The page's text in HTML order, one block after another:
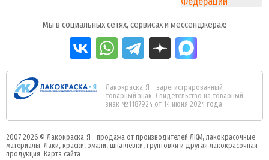
Мы в социальных сетях, сервисах и мессенджерах:
Лакокраска-Я – зарегистрированный
товарный знак. Свидетельство на товарный
знак №1187924 от 14 июня 2024 года
2007-2026 © Лакокраска-Я - продажа от производителей ЛКМ, лакокрасочные
материалы. Лаки, краски, эмали, шпатлевки, грунтовки и другая лакокрасочная
продукция. Карта сайта